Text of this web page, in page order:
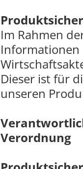
Im Rahmen
Dieser ist für
unseren
Verordnung